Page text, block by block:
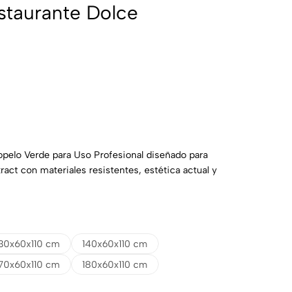
Dolce
Verde para Uso Profesional diseñado para
con materiales resistentes, estética actual y
cm
140x60x110 cm
cm
180x60x110 cm